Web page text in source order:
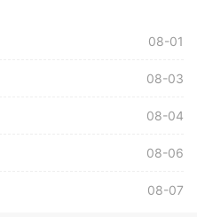
08-01
08-03
08-04
08-06
08-07